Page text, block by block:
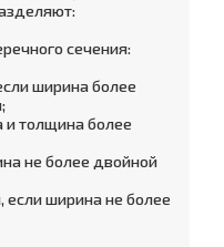
сечения:
ширина более
и толщина более
не более двойной
ширина не более